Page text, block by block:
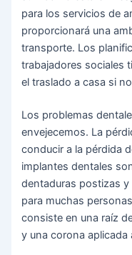
para los servicios de
proporcionará una
transporte. Los
trabajadores sociales
el traslado a casa si
Los problemas
envejecemos. La
conducir a la pérdida
implantes dentales
dentaduras postizas
para muchas
consiste en una raíz
y una corona aplicada